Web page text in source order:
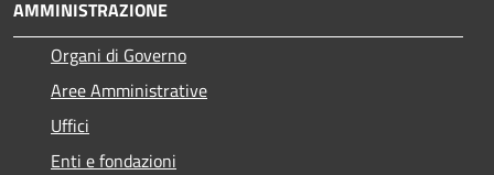
AMMINISTRAZIONE
Organi di Governo
Aree Amministrative
Uffici
Enti e fondazioni